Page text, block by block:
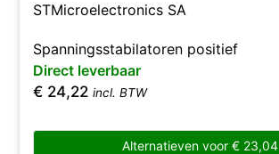
STMicroelectronics SA
Spanningsstabilatoren positief
Direct leverbaar
€ 24,22 incl. BTW
Alternatieven voor €23,04